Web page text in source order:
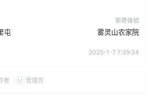
屯
新奇体验
雾灵山农家院
2025-1-7 7:39:34
者 M 管理员